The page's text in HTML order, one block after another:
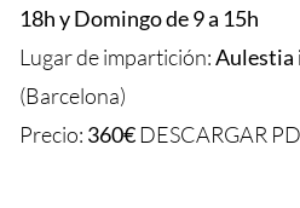
18h y Domingo de 9 a 15h
Lugar de impartición:Aulestia
(Barcelona)
Precio: 360€DESCARGAR